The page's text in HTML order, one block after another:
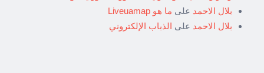
بلال الاحمد على ما هو Liveuamap
بلال الاحمد على الذباب الإلكتروني